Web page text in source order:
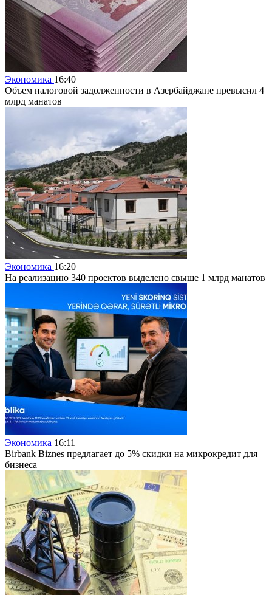
Экономика 16:40
Объем налоговой задолженности в Азербайджане превысил 4
млрд манатов
Экономика 16:20
На реализацию 340 проектов выделено свыше 1 млрд манатов
Экономика 16:11
Birbank Biznes предлагает до 5% скидки на микрокредит для
бизнеса